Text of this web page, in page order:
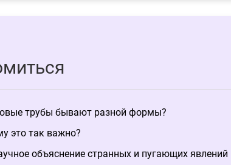
трубы бывают разной формы?
это так важно?
объяснение странных и пугающих явлений